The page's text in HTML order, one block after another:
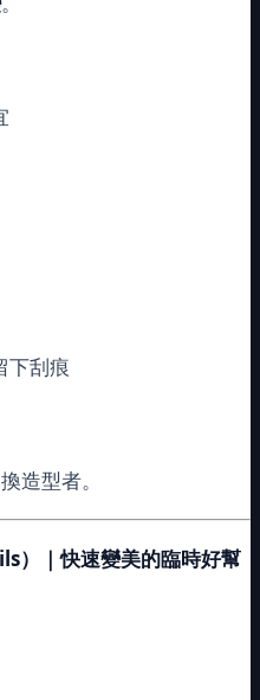
下刮痕
造型者。
）｜快速變美的臨時好幫